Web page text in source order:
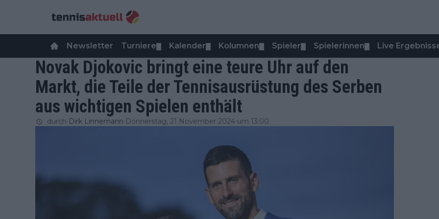
Newsletter Turniere Kalender Kolumnen Spieler Spielerinnen Live
Novak Djokovic bringt eine teure Uhr auf den
Markt, die Teile der Tennisausrüstung des Serben
aus wichtigen Spielen enthält
durch Dirk Linnemann Donnerstag, 21 November 2024 um 13:00